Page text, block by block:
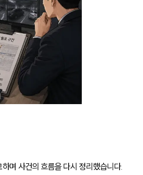
며 사건의 흐름을 다시 정리했습니다.